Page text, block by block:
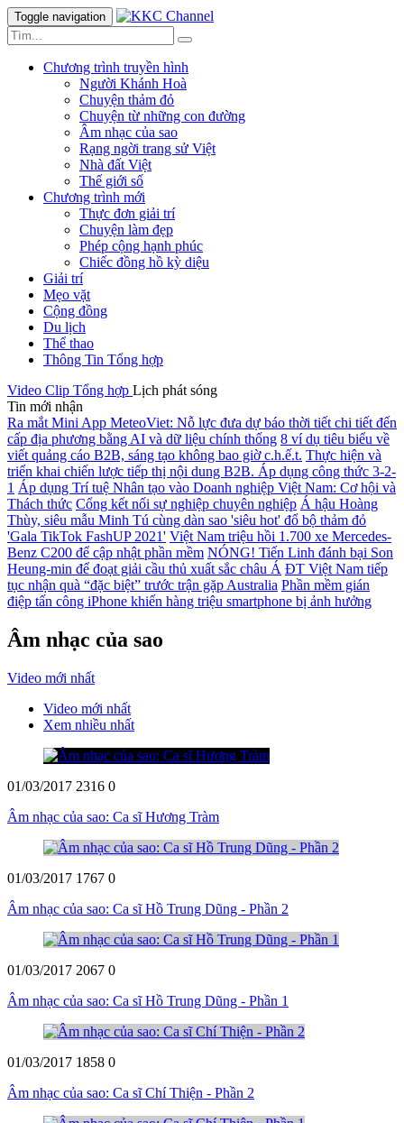
Toggle navigation
Chương trình truyền hình
Người Khánh Hoà
Chuyện thảm đỏ
Chuyện từ những con đường
Âm nhạc của sao
Rạng ngời trang sử Việt
Nhà đất Việt
Thế giới số
Chương trình mới
Thực đơn giải trí
Chuyện làm đẹp
Phép cộng hạnh phúc
Chiếc đồng hồ kỳ diệu
Giải trí
Mẹo vặt
Cộng đồng
Du lịch
Thể thao
Thông Tin Tổng hợp
Video Clip Tổng hợp Lịch phát sóng
Tin mới nhận
Ra mắt Mini App MeteoViet: Nỗ lực đưa dự báo thời tiết chi tiết đến
cấp địa phương bằng AI và dữ liệu chính thống 8 ví dụ tiêu biểu về
viết quảng cáo B2B, sáng tạo không bao giờ c.h.ế.t. Thực hiện và
triển khai chiến lược tiếp thị nội dung B2B. Áp dụng công thức 3-2-
1 Áp dụng Trí tuệ Nhân tạo vào Doanh nghiệp Việt Nam: Cơ hội và
Thách thức Cổng kết nối sự nghiệp chuyên nghiệp Á hậu Hoàng
Thùy, siêu mẫu Minh Tú cùng dàn sao 'siêu hot' đổ bộ thảm đỏ
'Gala TikTok FashUP 2021' Việt Nam triệu hồi 1.700 xe Mercedes-
Benz C200 để cập nhật phần mềm NÓNG! Tiến Linh đánh bại Son
Heung-min để đoạt giải cầu thủ xuất sắc châu Á ĐT Việt Nam tiếp
tục nhận quà “đặc biệt” trước trận gặp Australia Phần mềm gián
điệp tấn công iPhone khiến hàng triệu smartphone bị ảnh hưởng
Âm nhạc của sao
Video mới nhất
Video mới nhất
Xem nhiều nhất
01/03/2017 2316 0
Âm nhạc của sao: Ca sĩ Hương Tràm
01/03/2017 1767 0
Âm nhạc của sao: Ca sĩ Hồ Trung Dũng - Phần 2
01/03/2017 2067 0
Âm nhạc của sao: Ca sĩ Hồ Trung Dũng - Phần 1
01/03/2017 1858 0
Âm nhạc của sao: Ca sĩ Chí Thiện - Phần 2